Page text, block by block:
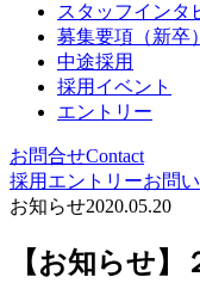
スタッフインタ
募集要項（新卒）
中途採用
採用イベント
エントリー
お問合せContact
採用エントリーお問
お知らせ2020.05.20
【お知らせ